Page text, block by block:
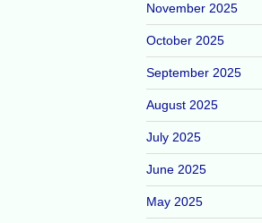
November 2025
October 2025
September 2025
August 2025
July 2025
June 2025
May 2025